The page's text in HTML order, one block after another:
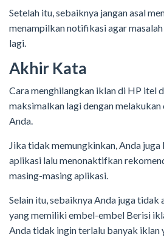
Setelah itu, sebaiknya jangan asal
menampilkan notifikasi agar
lagi.
Akhir Kata
Cara menghilangkan iklan di HP itel
maksimalkan lagi dengan
Anda.
Jika tidak memungkinkan, Anda
aplikasi lalu menonaktifkan
masing-masing aplikasi.
Selain itu, sebaiknya Anda juga tidak
yang memiliki embel-embel Berisi
Anda tidak ingin terlalu banyak iklan